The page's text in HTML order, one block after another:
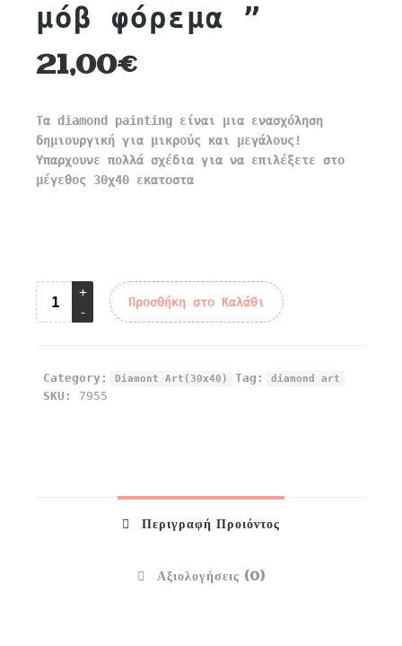
μόβ φόρεμα ”
21,00€
Τα diamond painting είναι μια ενασχόληση
δημιουργική για μικρούς και μεγάλους!
Υπαρχουνε πολλά σχέδια για να επιλέξετε στο
μέγεθος 30χ40 εκατοστα
Προσθήκη στο Καλάθι
Category: Diamont Art(30x40) Tag: diamond art
SKU: 7955
Περιγραφή Προιόντος
Αξιολογήσεις (0)